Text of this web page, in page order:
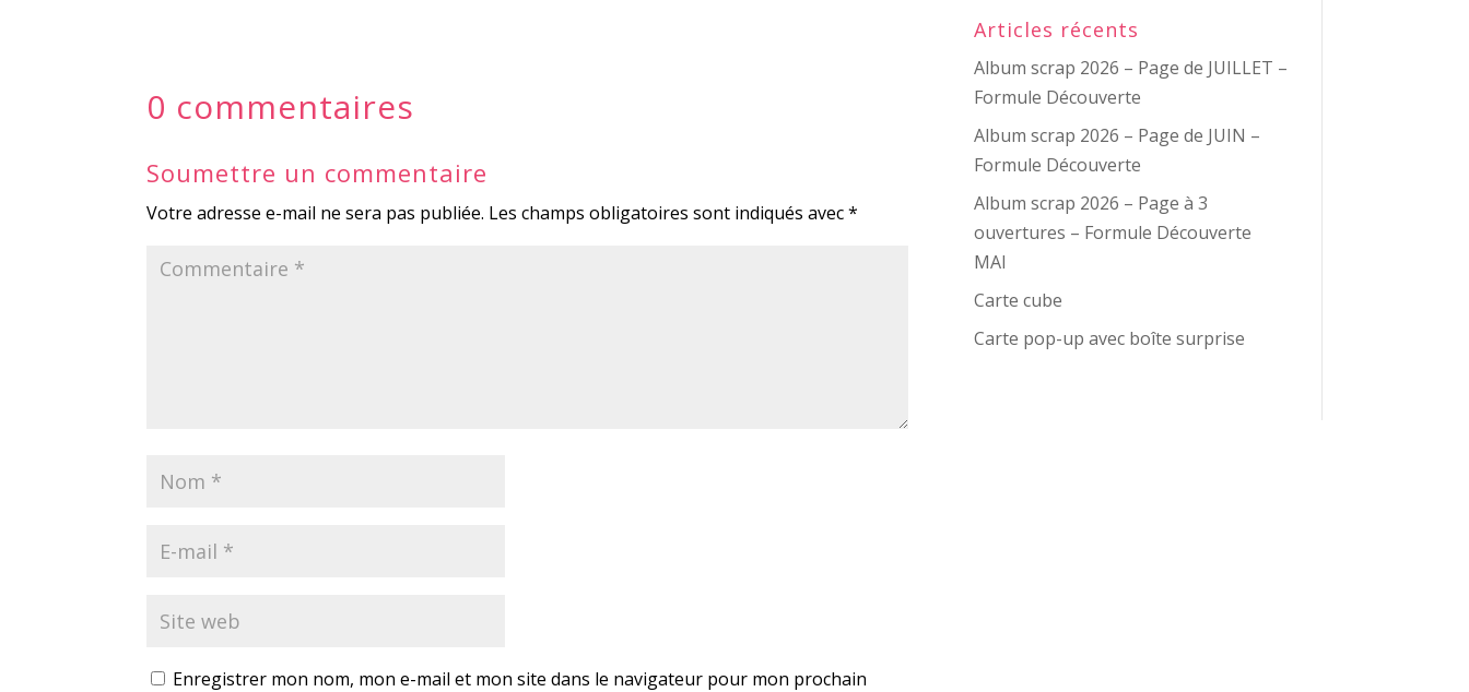
0 commentaires
Soumettre un commentaire
Votre adresse e-mail ne sera pas publiée. Les champs obligatoires sont indiqués avec*
Enregistrer mon nom, mon e-mail et mon site dans le navigateur pour mon prochain
Articles récents
Album scrap 2026 – Page de JUILLET –
Formule Découverte
Album scrap 2026 – Page de JUIN –
Formule Découverte
Album scrap 2026 – Page à 3
ouvertures – Formule Découverte
MAI
Carte cube
Carte pop-up avec boîte surprise